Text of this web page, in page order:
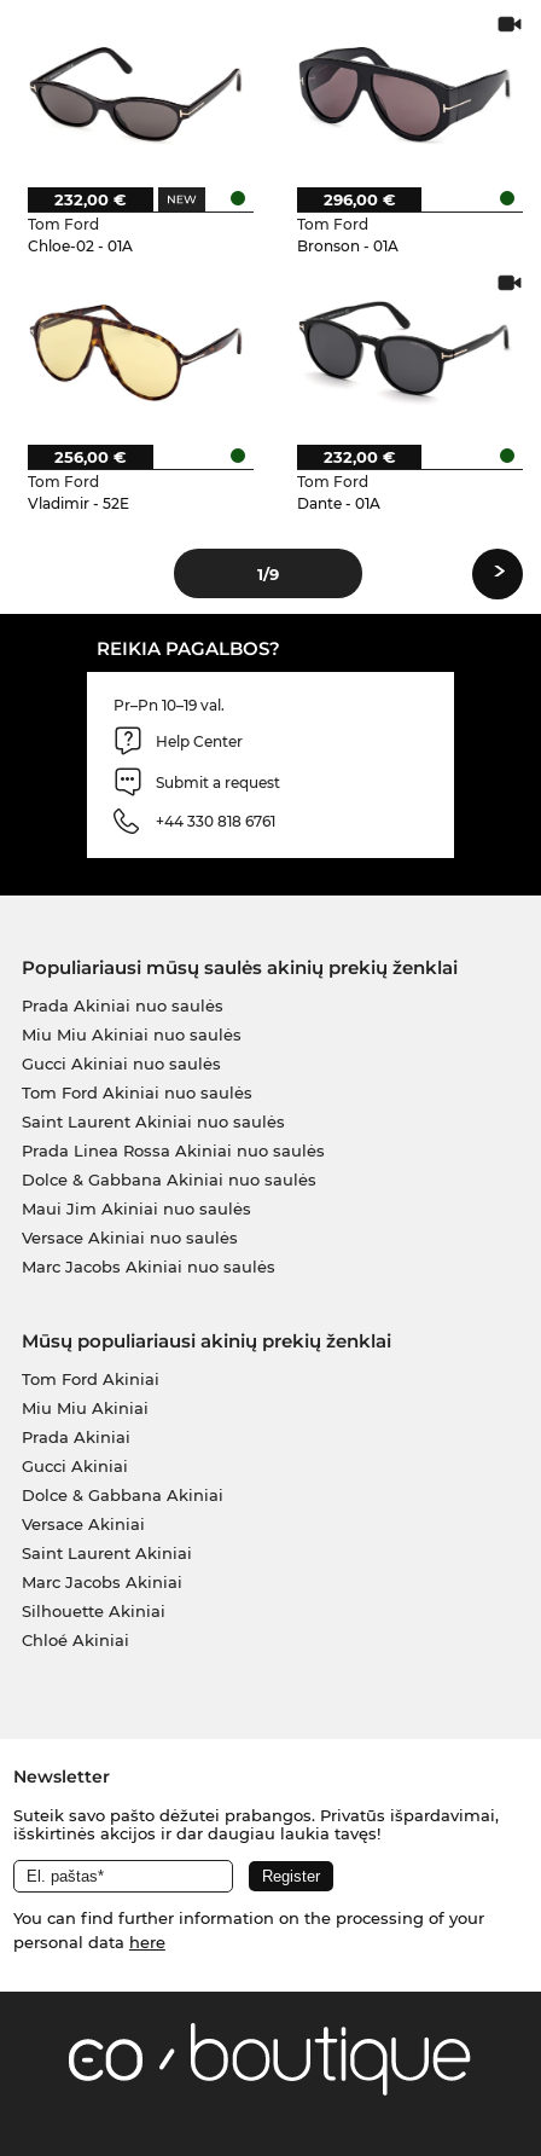
Tom Ford
Chloe-02 - 01A
232,00 €
Tom Ford
Bronson - 01A
296,00 €
Tom Ford
Vladimir - 52E
256,00 €
Tom Ford
Dante - 01A
232,00 €
1/9 ›
REIKIA PAGALBOS?
Pr–Pn 10–19 val.
Help Center
Submit a request
+44 330 818 6761
Populiariausi mūsų saulės akinių prekių ženklai
Prada Akiniai nuo saulės
Miu Miu Akiniai nuo saulės
Gucci Akiniai nuo saulės
Tom Ford Akiniai nuo saulės
Saint Laurent Akiniai nuo saulės
Prada Linea Rossa Akiniai nuo saulės
Dolce & Gabbana Akiniai nuo saulės
Maui Jim Akiniai nuo saulės
Versace Akiniai nuo saulės
Marc Jacobs Akiniai nuo saulės
Mūsų populiariausi akinių prekių ženklai
Tom Ford Akiniai
Miu Miu Akiniai
Prada Akiniai
Gucci Akiniai
Dolce & Gabbana Akiniai
Versace Akiniai
Saint Laurent Akiniai
Marc Jacobs Akiniai
Silhouette Akiniai
Chloé Akiniai
Newsletter
Suteik savo pašto dėžutei prabangos. Privatūs išpardavimai,
išskirtinės akcijos ir dar daugiau laukia tavęs!
You can find further information on the processing of your
personal data here